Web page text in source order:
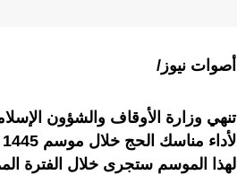
أصوات نيوز/
تنهي وزارة الأوقاف والشؤون
لهذا الموسم ستجرى خلال الفترة